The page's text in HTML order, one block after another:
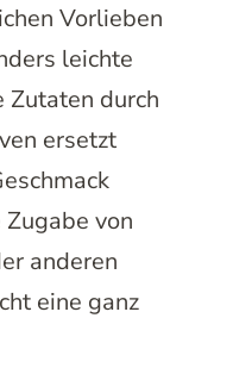
Vorlieben
leichte
Zutaten durch
ersetzt
von
anderen
eine ganz